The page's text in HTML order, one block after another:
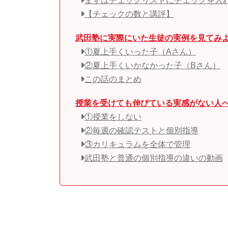
【チェックの数と講評】
武田塾に実際にいた生徒の実例を見てみ
①夏上手くいった子（Aさん）
②夏上手くいかなかった子（Bさん）
この話のまとめ
授業を受けても伸びている実感がない人
①授業をしない
②毎週の確認テストと個別指導
③カリキュラムを全体で管理
武田塾と普通の個別指導の違いの動画